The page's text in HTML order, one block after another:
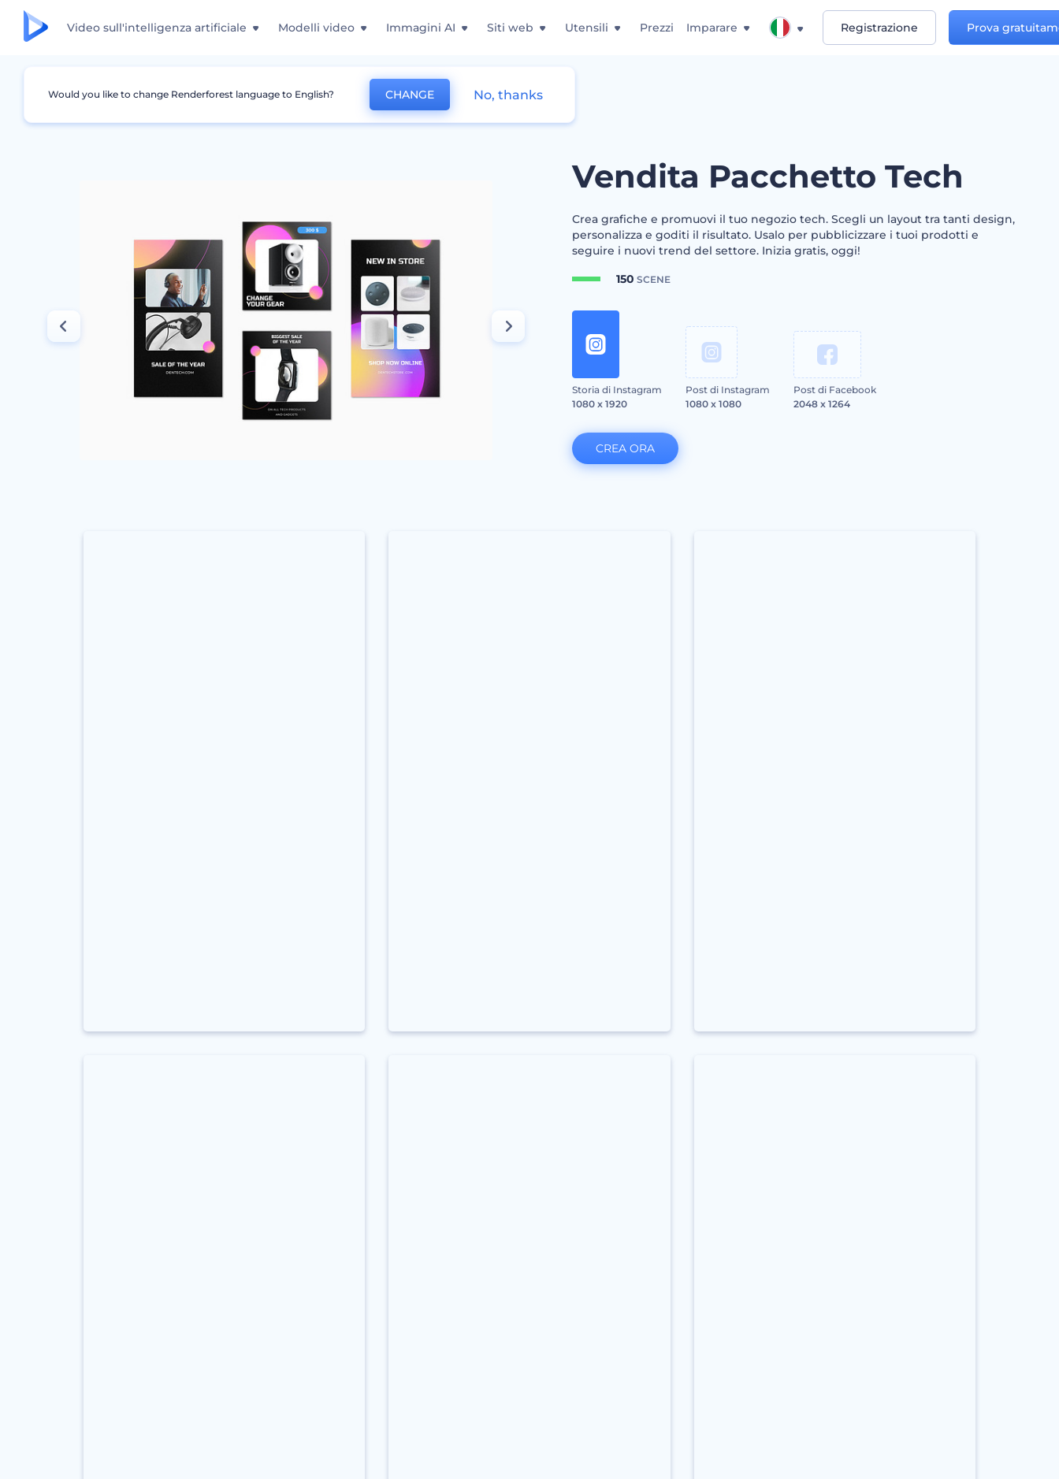
Video sull'intelligenza artificiale Modelli video Immagini AI Siti web Utensili Prezzi Imparare Registrazione Prova
Grafica Storia Instagram Vendita Pacchetto Tech
Vendita Pacchetto Tech
Crea grafiche e promuovi il tuo negozio tech. Scegli un layout tra tanti design,
personalizza e goditi il risultato. Usalo per pubblicizzare i tuoi prodotti e
seguire i nuovi trend del settore. Inizia gratis, oggi!
150 SCENE
Storia di Instagram
1080 x 1920
Post di Instagram
1080 x 1080
Post di Facebook
2048 x 1264
CREA ORA
Would you like to change Renderforest language to English? CHANGE No, thanks